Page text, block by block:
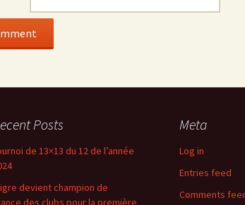
Posts
de 13×13 du 12 de l’année
devient champion de
des clubs pour la première
Meta
Log in
Entries feed
Comments